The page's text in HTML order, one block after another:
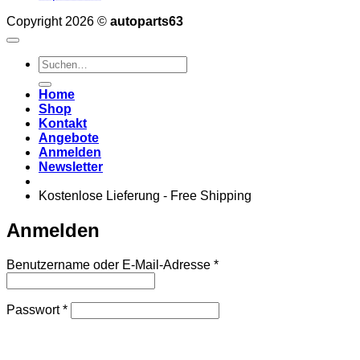
Copyright 2026 © autoparts63
Suchen
nach:
Home
Shop
Kontakt
Angebote
Anmelden
Newsletter
Kostenlose Lieferung - Free Shipping
Anmelden
Benutzername oder E-Mail-Adresse *Erforderlich
Passwort*Erforderlich